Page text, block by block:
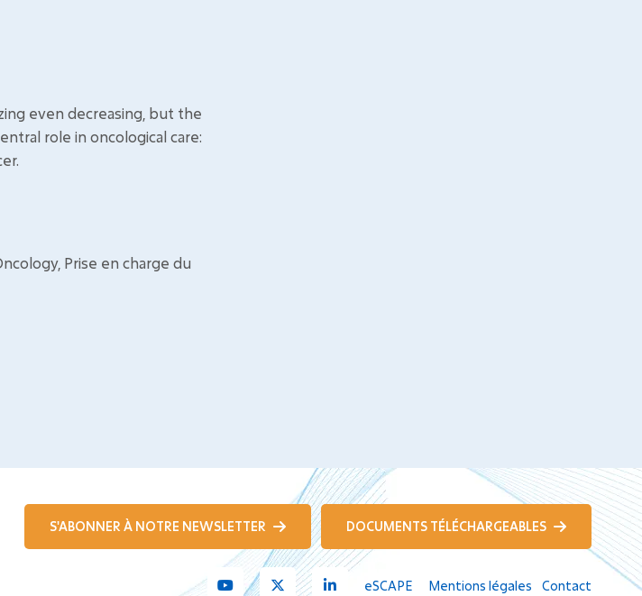
even decreasing, but the
role in oncological care:
Prise en charge du
S'ABONNER À NOTRE NEWSLETTER DOCUMENTS TÉLÉCHARGEABLES
Youtube Linkedin
eSCAPE Mentions légales Contact